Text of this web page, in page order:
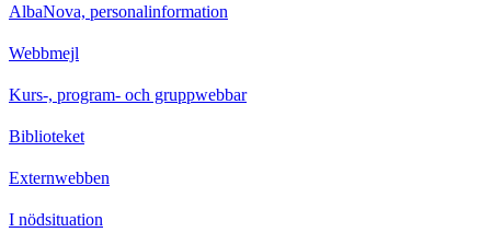
AlbaNova, personalinformation
Webbmejl
Kurs-, program- och gruppwebbar
Biblioteket
Externwebben
I nödsituation